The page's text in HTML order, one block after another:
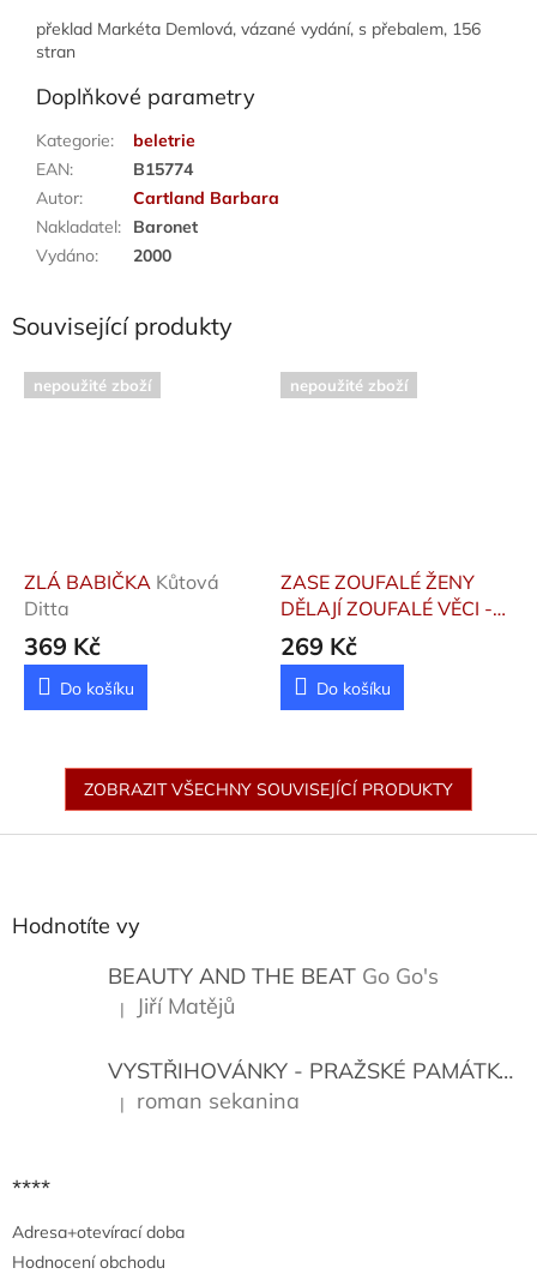
překlad Markéta Demlová, vázané vydání, s přebalem, 156
stran
Doplňkové parametry
Kategorie:
beletrie
EAN:
B15774
Autor:
Cartland Barbara
Nakladatel:
Baronet
Vydáno: 2000
Související produkty
nepoužité zboží
ZLÁ BABIČKA Kůtová
Ditta
369 Kč
Do košíku
nepoužité zboží
ZASE ZOUFALÉ ŽENY
DĚLAJÍ ZOUFALÉ VĚCI -
FILMOVÉ VYDÁNÍ
Pawlowská Halina
269 Kč
Do košíku
ZOBRAZIT VŠECHNY SOUVISEJÍCÍ PRODUKTY
Hodnotíte vy
BEAUTY AND THE BEAT Go Go's
Hodnocení produktu je 5 z 5 hvězdiček.
| Jiří Matějů
VYSTŘIHOVÁNKY - PRAŽSKÉ PAMÁTKY
Hodnocení produktu je 5 z 5 hvězdiček.
| roman sekanina
****
Adresa+otevírací doba
Hodnocení obchodu